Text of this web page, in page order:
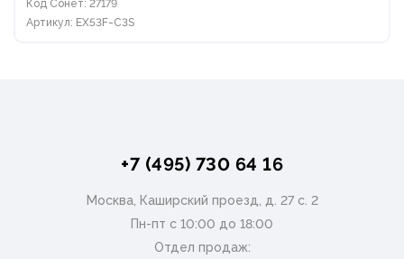
Код Сонет: 27179
Артикул: EX53F-C3S
+7 (495) 730 64 16
Москва, Каширский проезд, д. 27 с. 2
Пн-пт с 10:00 до 18:00
Отдел продаж: